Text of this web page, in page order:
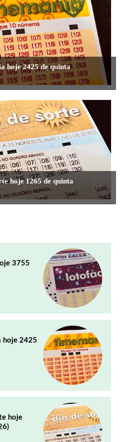
hoje 2425 de quinta
hoje 1265 de quinta
3755
hoje 2425
hoje